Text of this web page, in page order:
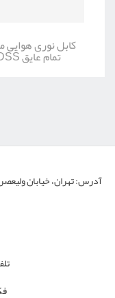
کابل نوری هوایی
تمام عایق ADSS
آدرس: